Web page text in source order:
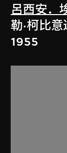
呂西安．
勒·柯比
1955